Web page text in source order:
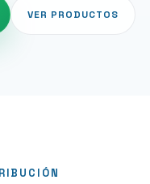
VER PRODUCTOS